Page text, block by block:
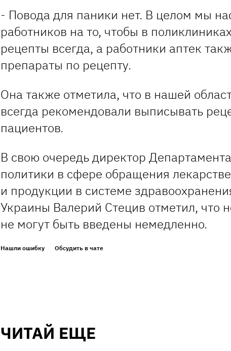
- Повода для паники нет. В целом мы
работников на то, чтобы в
рецепты всегда, а работники аптек
препараты по рецепту.
Она также отметила, что в нашей
всегда рекомендовали выписывать
пациентов.
В свою очередь директор
политики в сфере обращения
и продукции в системе
Украины Валерий Стецив отметил, что
не могут быть введены немедленно.
Нашли ошибку Обсудить в чате
ЧИТАЙ ЕЩЕ